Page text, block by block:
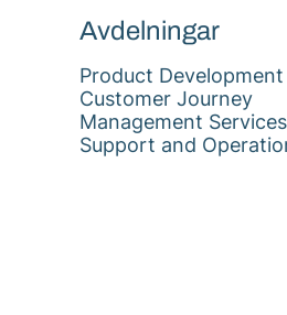
Avdelningar
Product Development
Customer Journey
Management Services
Support and